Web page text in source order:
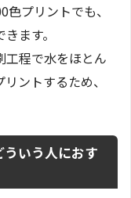
プリントでも、
ます。
工程で水をほとん
ントするため、
いう人におす